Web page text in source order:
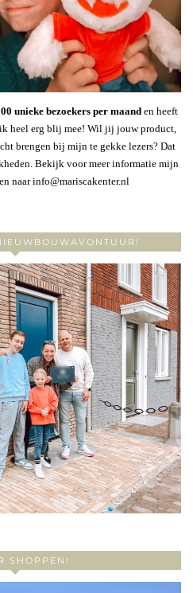
unieke bezoekers per maanden heeft
ik heel erg blij mee! Wil jij jouw product,
brengen bij mijn te gekke lezers? Dat
Bekijk voor meer informatie mijn
naar info@mariscakenter.nl
SHOPPEN!